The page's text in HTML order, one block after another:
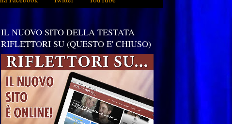
IL NUOVO SITO DELLA TESTATA
RIFLETTORI SU (QUESTO E' CHIUSO)